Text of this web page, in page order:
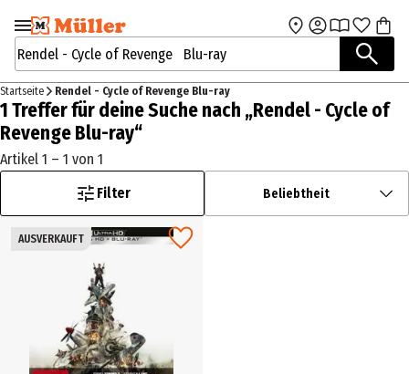
Zur Navigation
springen
Zum Hauptinhalt
springen
Suchbegriffe / Artikelnummer
Startseite Rendel - Cycle of Revenge Blu-ray
1 Treffer für deine Suche nach „Rendel - Cycle of
Revenge Blu-ray“
Artikel 1 – 1 von 1
Filter
Beliebtheit
AUSVERKAUFT